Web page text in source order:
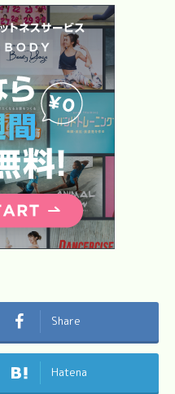
Share
Hatena